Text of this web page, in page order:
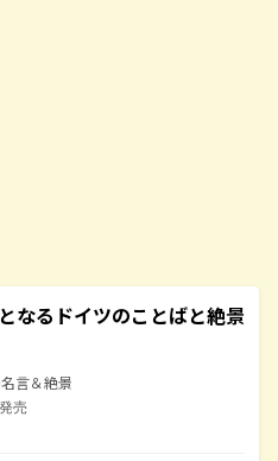
なるドイツのことばと絶景
言＆絶景
売